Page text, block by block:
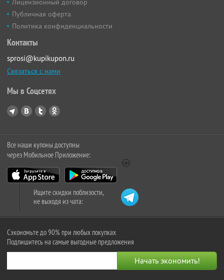
Лицензионный договор
Публичная оферта
Политика конфиденциальности
Контакты
sprosi@kupikupon.ru
Связаться с нами
Мы в Соцсетях
Все наши купоны доступны
через Мобильное Приложение:
Ищите скидки поблизости,
не выходя из чата:
Сэкономьте до 90% при любых покупках
Подпишитесь на самые выгодные предложения